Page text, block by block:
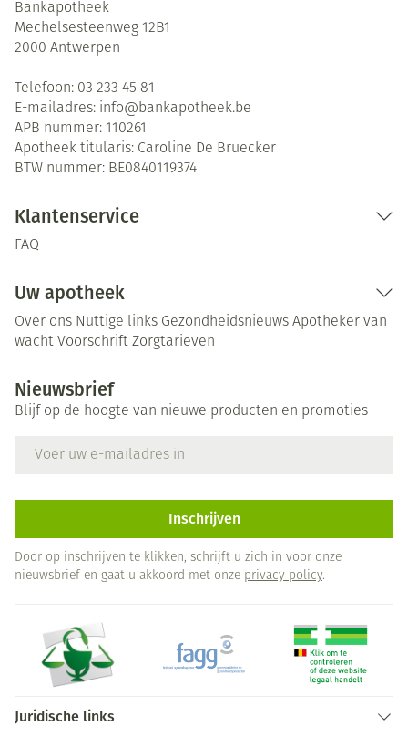
Bankapotheek
Mechelsesteenweg 12B1
2000 Antwerpen
Telefoon: 03 233 45 81
E-mailadres: info@bankapotheek.be
APB nummer: 110261
Apotheek titularis: Caroline De Bruecker
BTW nummer: BE0840119374
Klantenservice
FAQ
Uw apotheek
Over ons Nuttige links Gezondheidsnieuws Apotheker van
wacht Voorschrift Zorgtarieven
Nieuwsbrief
Blijf op de hoogte van nieuwe producten en promoties
Inschrijven
Door op inschrijven te klikken, schrijft u zich in voor onze
nieuwsbrief en gaat u akkoord met onze privacy policy.
Juridische links